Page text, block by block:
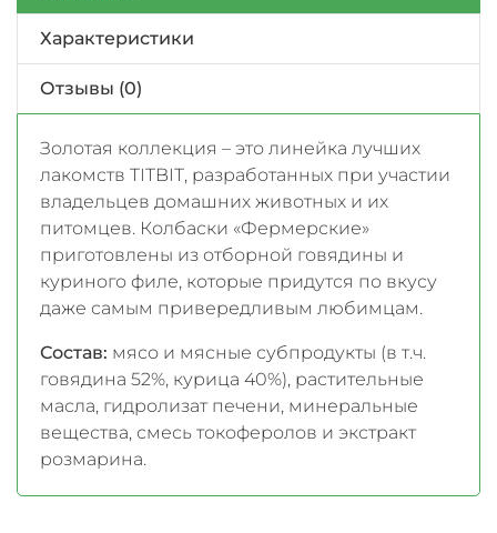
Характеристики
Отзывы (0)
Золотая коллекция – это линейка лучших
лакомств TITBIT, разработанных при участии
владельцев домашних животных и их
питомцев. Колбаски «Фермерские»
приготовлены из отборной говядины и
куриного филе, которые придутся по вкусу
даже самым привередливым любимцам.
Состав: мясо и мясные субпродукты (в т.ч.
говядина 52%, курица 40%), растительные
масла, гидролизат печени, минеральные
вещества, смесь токоферолов и экстракт
розмарина.